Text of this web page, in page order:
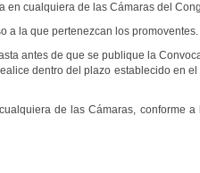
en cualquiera de las Cámaras del
a la que pertenezcan los promoventes.
antes de que se publique la
dentro del plazo establecido en el
de las Cámaras, conforme a